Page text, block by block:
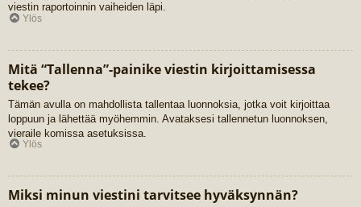
viestin raportoinnin vaiheiden läpi.
Ylös
Mitä “Tallenna”-painike viestin kirjoittamisessa
tekee?
Tämän avulla on mahdollista tallentaa luonnoksia, jotka voit kirjoittaa
loppuun ja lähettää myöhemmin. Avataksesi tallennetun luonnoksen,
vieraile komissa asetuksissa.
Ylös
Miksi minun viestini tarvitsee hyväksynnän?